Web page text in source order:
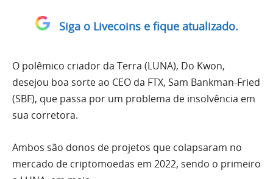
Siga o Livecoins e fique atualizado.
O polêmico criador da Terra (LUNA), Do Kwon,
desejou boa sorte ao CEO da FTX, Sam Bankman-Fried
(SBF), que passa por um problema de insolvência em
sua corretora.
Ambos são donos de projetos que colapsaram no
mercado de criptomoedas em 2022, sendo o primeiro